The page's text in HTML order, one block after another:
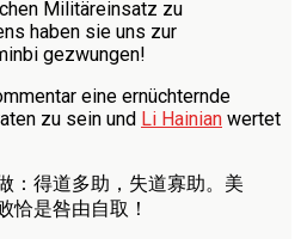
Militäreinsatz zu
haben sie uns zur
gezwungen!
eine ernüchternde
zu sein und Li Hainian wertet
：得道多助，失道寡助。美
恰是咎由自取！